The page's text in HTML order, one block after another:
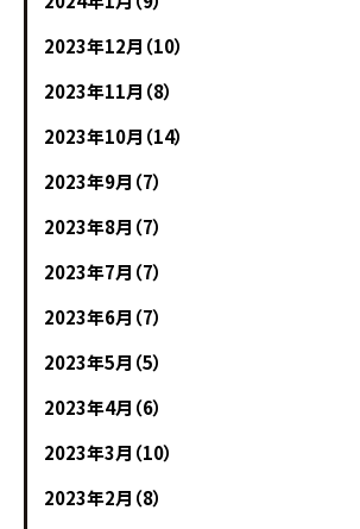
2023年12月（10）
2023年11月（8）
2023年10月（14）
2023年9月（7）
2023年8月（7）
2023年7月（7）
2023年6月（7）
2023年5月（5）
2023年4月（6）
2023年3月（10）
2023年2月（8）